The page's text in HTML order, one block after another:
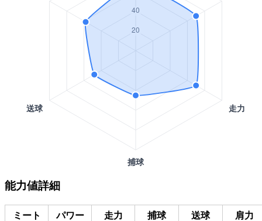
能力値詳細
ミート パワー 走力 捕球 送球 肩力